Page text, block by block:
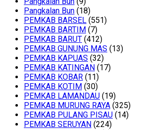
Pangkalan Bun (18)
PEMKAB BARSEL (551)
PEMKAB BARTIM (7)
PEMKAB BARUT (412)
PEMKAB GUNUNG MAS (13)
PEMKAB KAPUAS (32)
PEMKAB KATINGAN (17)
PEMKAB KOBAR (11)
PEMKAB KOTIM (30)
PEMKAB LAMANDAU (19)
PEMKAB MURUNG RAYA (325)
PEMKAB PULANG PISAU (14)
PEMKAB SERUYAN (224)